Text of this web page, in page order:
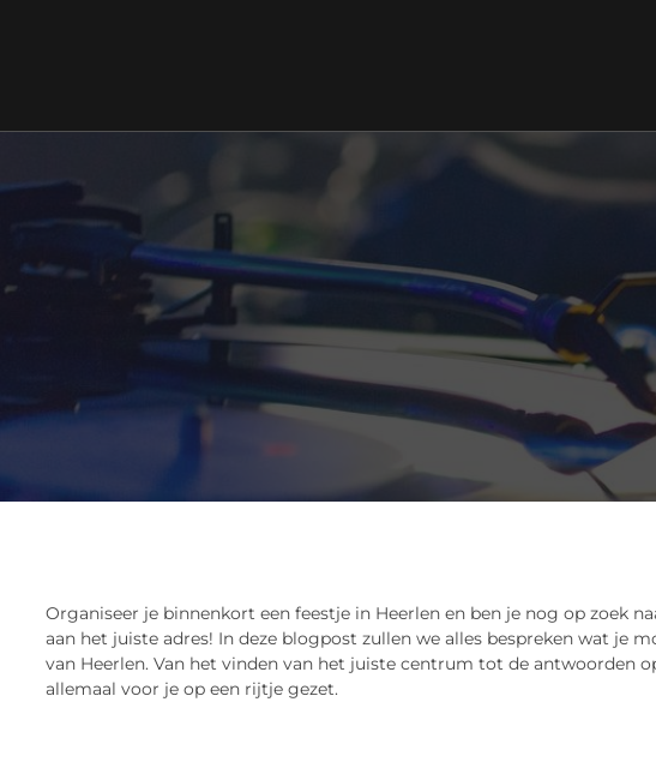
Organiseer je binnenkort een feestje in Heerlen en ben je nog op zoek
aan het juiste adres! In deze blogpost zullen we alles bespreken wat je
van Heerlen. Van het vinden van het juiste centrum tot de antwoorden
allemaal voor je op een rijtje gezet.